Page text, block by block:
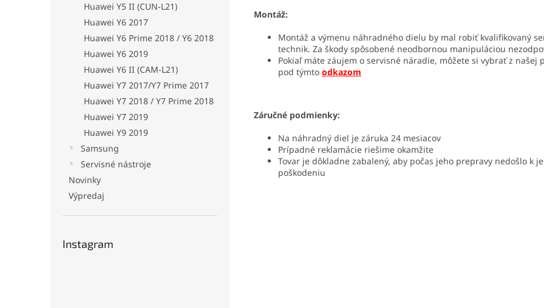
Huawei Y5 II (CUN-L21)
Huawei Y6 2017
Huawei Y6 Prime 2018 / Y6 2018
Huawei Y6 2019
Huawei Y6 II (CAM-L21)
Huawei Y7 2017/Y7 Prime 2017
Huawei Y7 2018 / Y7 Prime 2018
Huawei Y7 2019
Huawei Y9 2019
Samsung
Servisné nástroje
Novinky
Výpredaj
Instagram
Montáž:
Montáž a výmenu náhradného dielu by mal robiť kvalifikovaný
technik. Za škody spôsobené neodbornou manipuláciou
Pokiaľ máte záujem o servisné náradie, môžete si vybrať z našej
pod týmto odkazom
Záručné podmienky:
Na náhradný diel je záruka 24 mesiacov
Prípadné reklamácie riešime okamžite
Tovar je dôkladne zabalený, aby počas jeho prepravy nedošlo k
poškodeniu